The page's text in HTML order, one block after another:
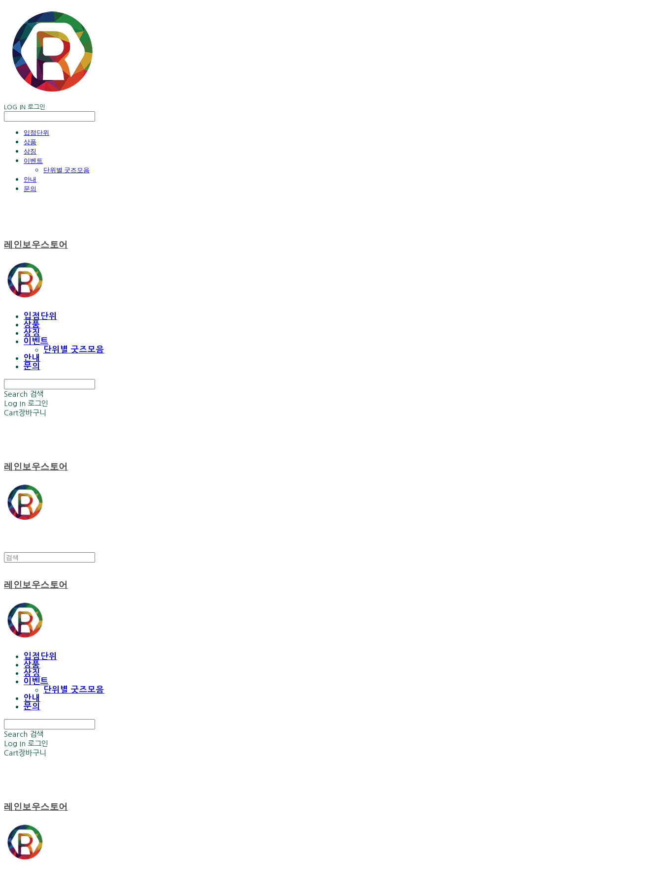
LOG IN 로그인
입점단위
상품
상징
이벤트
단위별 굿즈모음
안내
문의
레인보우스토어
입점단위
상품
상징
이벤트
단위별 굿즈모음
안내
문의
Search 검색
Log In 로그인
Cart장바구니
레인보우스토어
레인보우스토어
입점단위
상품
상징
이벤트
단위별 굿즈모음
안내
문의
Search 검색
Log In 로그인
Cart장바구니
레인보우스토어